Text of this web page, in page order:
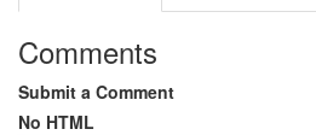
Comments
Submit a Comment
No HTML